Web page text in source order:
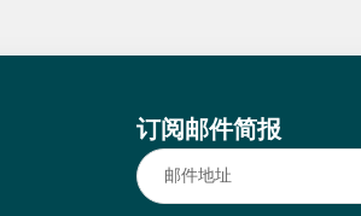
订阅邮件简报